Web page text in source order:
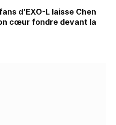
d’EXO-L laisse Chen
cœur fondre devant la